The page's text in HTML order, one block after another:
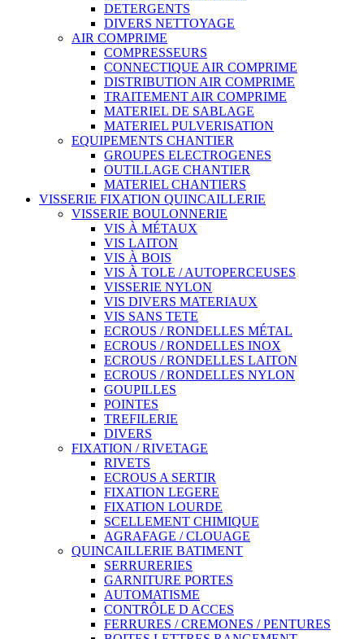
DETERGENTS
DIVERS NETTOYAGE
AIR COMPRIME
COMPRESSEURS
CONNECTIQUE AIR COMPRIME
DISTRIBUTION AIR COMPRIME
TRAITEMENT AIR COMPRIME
MATERIEL DE SABLAGE
MATERIEL PULVERISATION
EQUIPEMENTS CHANTIER
GROUPES ELECTROGENES
OUTILLAGE CHANTIER
MATERIEL CHANTIERS
VISSERIE FIXATION QUINCAILLERIE
VISSERIE BOULONNERIE
VIS À MÉTAUX
VIS LAITON
VIS À BOIS
VIS À TOLE / AUTOPERCEUSES
VISSERIE NYLON
VIS DIVERS MATERIAUX
VIS SANS TETE
ECROUS / RONDELLES MÉTAL
ECROUS / RONDELLES INOX
ECROUS / RONDELLES LAITON
ECROUS / RONDELLES NYLON
GOUPILLES
POINTES
TREFILERIE
DIVERS
FIXATION / RIVETAGE
RIVETS
ECROUS A SERTIR
FIXATION LEGERE
FIXATION LOURDE
SCELLEMENT CHIMIQUE
AGRAFAGE / CLOUAGE
QUINCAILLERIE BATIMENT
SERRURERIES
GARNITURE PORTES
AUTOMATISME
CONTRÔLE D ACCES
FERRURES / CREMONES / PENTURES